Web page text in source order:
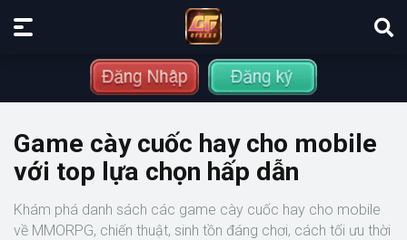
Game cày cuốc hay cho mobile
với top lựa chọn hấp dẫn
Khám phá danh sách các game cày cuốc hay cho mobile
về MMORPG, chiến thuật, sinh tồn đáng chơi, cách tối ưu thời